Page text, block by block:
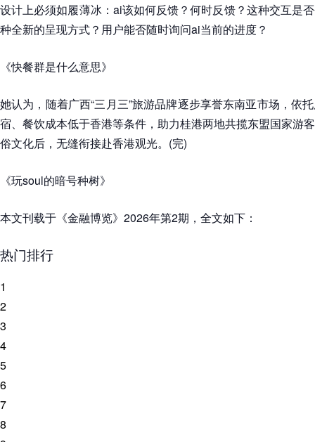
设计上必须如履薄冰：ai该如何反馈？何时反馈？这种交互是
种全新的呈现方式？用户能否随时询问ai当前的进度？
《快餐群是什么意思》
她认为，随着广西“三月三”旅游品牌逐步享誉东南亚市场，依
宿、餐饮成本低于香港等条件，助力桂港两地共揽东盟国家游
俗文化后，无缝衔接赴香港观光。(完)
《玩soul的暗号种树》
本文刊载于《金融博览》2026年第2期，全文如下：
热门排行
1
2
3
4
5
6
7
8